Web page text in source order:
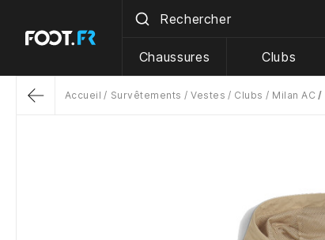
Chaussures Clubs
Accueil Survêtements Vestes Clubs Milan AC